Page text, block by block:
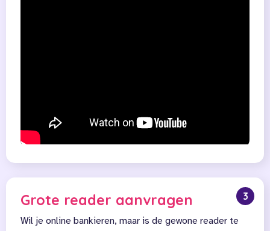
3
Grote reader aanvragen
Wil je online bankieren, maar is de gewone reader te